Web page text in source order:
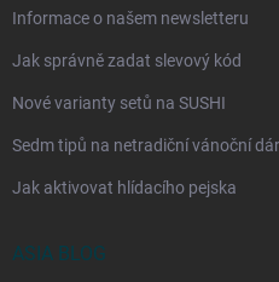
Informace o našem newsletteru
Jak správně zadat slevový kód
Nové varianty setů na SUSHI
Sedm tipů na netradiční vánoční
Jak aktivovat hlídacího pejska
ASIA BLOG